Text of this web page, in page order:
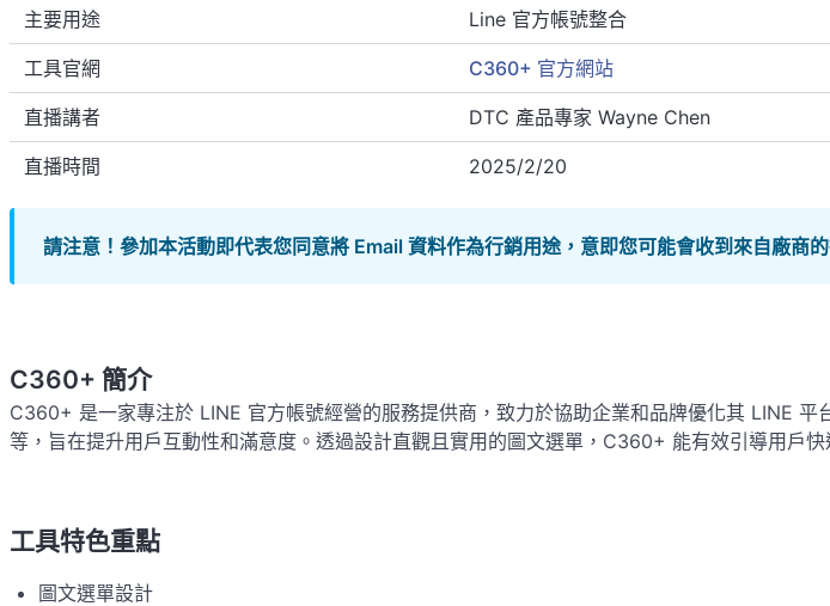
主要用途 Line 官方帳號整合
工具官網 C360+ 官方網站
直播講者 DTC 產品專家 Wayne Chen
直播時間 2025/2/20
請注意！參加本活動即代表您同意將 Email 資料作為行銷用途，意即您可能會收到來自廠商
C360+ 簡介
C360+ 是一家專注於 LINE 官方帳號經營的服務提供商，致力於協助企業和品牌優化其 LINE 平
等，旨在提升用戶互動性和滿意度。 透過設計直觀且實用的圖文選單，C360+ 能有效引導用戶
工具特色重點
圖文選單設計